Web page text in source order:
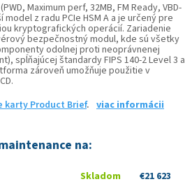
na:
Skladom €21 623
(PWD, Maximum perf, 32MB, FM Ready, VBD-
model z radu PCIe HSM A a je určený pre
kryptografických operácií. Zariadenie
bezpečnostný modul, kde sú všetky
odolnej proti neoprávnenej
spĺňajúcej štandardy FIPS 140-2 Level 3 a
zároveň umožňuje použitie v
karty Product Brief. viac informácii